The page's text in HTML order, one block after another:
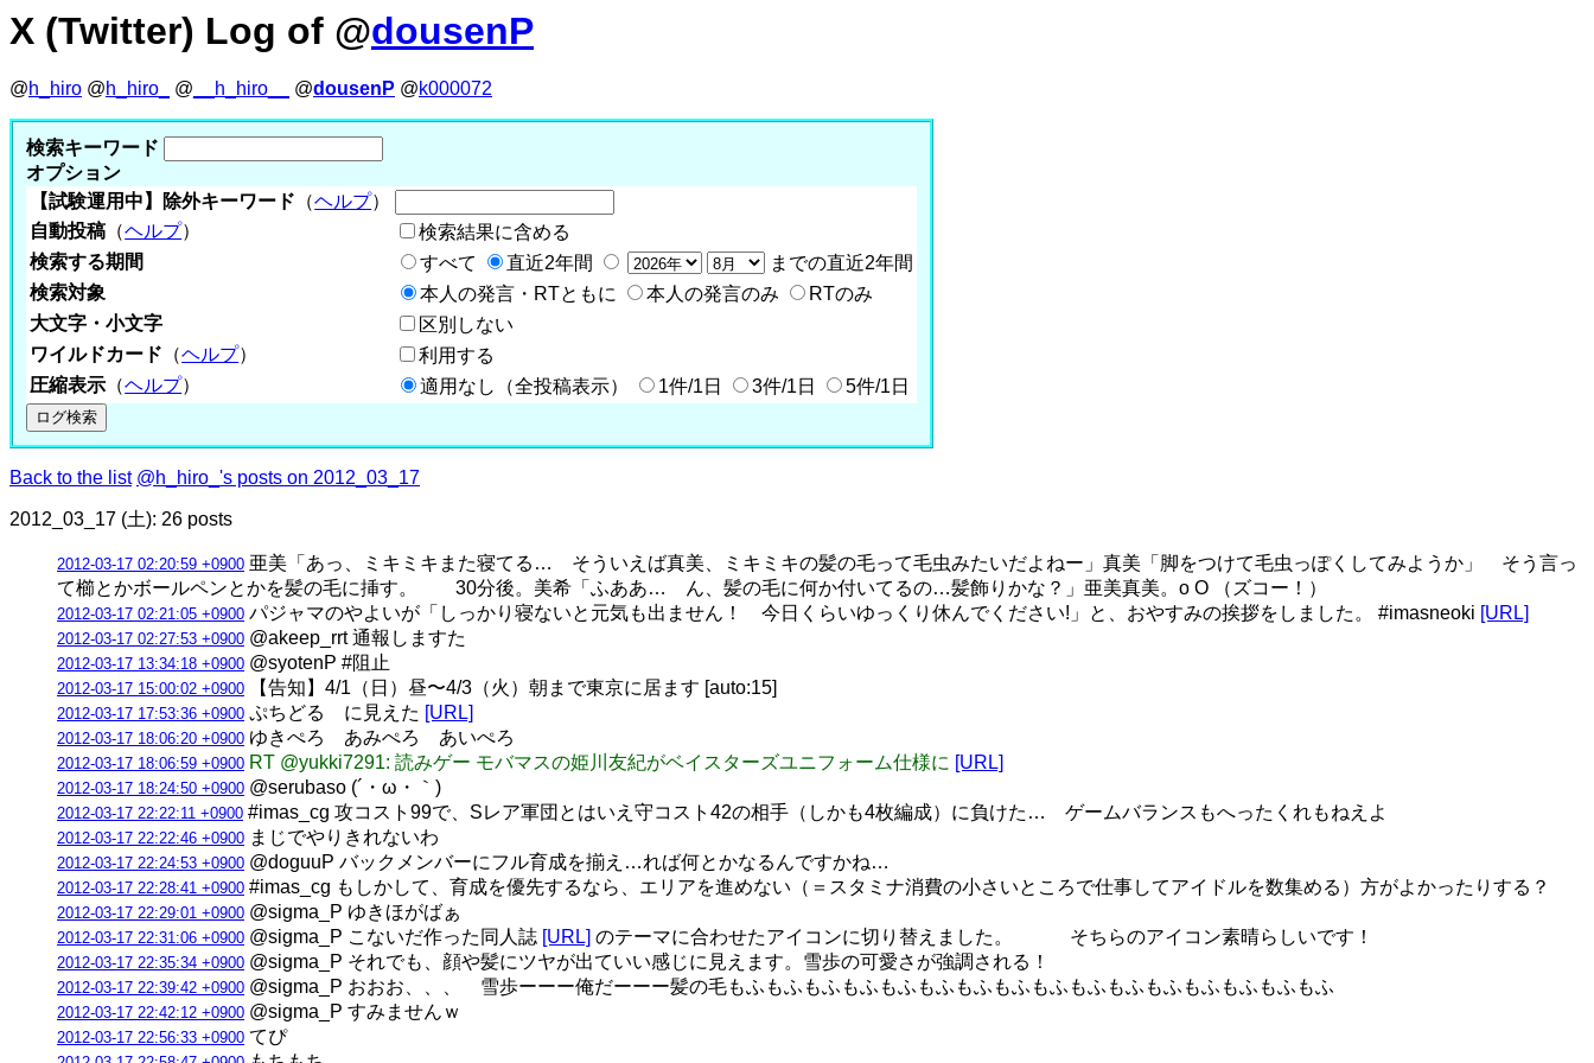
X (Twitter) Log of @dousenP
@h_hiro @h_hiro_ @ __h_hiro__ @dousenP @k000072
検索キーワード
オプション
【試験運用中】除外キーワード （ヘルプ）
自動投稿 （ヘルプ）
検索結果に含める
検索する期間
すべて 直近2年間
までの直近2年間
検索対象
本人の発言・RTともに 本人の発言のみ
RTのみ
大文字・小文字
区別しない
ワイルドカード （ヘルプ）
利用する
圧縮表示 （ヘルプ） 適用なし（全投稿表示） 1件/1日 3件/1日 5件/1日
Back to the list @h_hiro_'s posts on 2012_03_17
2012_03_17 (土): 26 posts
2012-03-17 02:20:59 +0900 亜美「あっ、ミキミキまた寝てる… そういえば真美、ミキミキの髪の毛って毛虫みたいだよねー」真美「脚をつけて毛虫っぽくしてみようか」 そう言っ
て櫛とかボールペンとかを髪の毛に挿す。 30分後。美希「ふああ… ん、髪の毛に何か付いてるの…髪飾りかな？」亜美真美。o O （ズコー！）
2012-03-17 02:21:05 +0900 パジャマのやよいが「しっかり寝ないと元気も出ません！ 今日くらいゆっくり休んでください!」と、おやすみの挨拶をしました。 #imasneoki [URL]
2012-03-17 02:27:53 +0900 @akeep_rrt 通報しますた
2012-03-17 13:34:18 +0900 @syotenP #阻止
2012-03-17 15:00:02 +0900 【告知】4/1（日）昼〜4/3（火）朝まで東京に居ます [auto:15]
2012-03-17 17:53:36 +0900 ぷちどる に見えた [URL]
2012-03-17 18:06:20 +0900 ゆきぺろ あみぺろ あいぺろ
2012-03-17 18:06:59 +0900 RT @yukki7291: 読みゲー モバマスの姫川友紀がベイスターズユニフォーム仕様に [URL]
2012-03-17 18:24:50 +0900 @serubaso (´・ω・｀)
2012-03-17 22:22:11 +0900 #imas_cg 攻コスト99で、Sレア軍団とはいえ守コスト42の相手（しかも4枚編成）に負けた… ゲームバランスもへったくれもねえよ
2012-03-17 22:22:46 +0900 まじでやりきれないわ
2012-03-17 22:24:53 +0900 @doguuP バックメンバーにフル育成を揃え…れば何とかなるんですかね…
2012-03-17 22:28:41 +0900 #imas_cg もしかして、育成を優先するなら、エリアを進めない（＝スタミナ消費の小さいところで仕事してアイドルを数集める）方がよかったりする？
2012-03-17 22:29:01 +0900 @sigma_P ゆきほがばぁ
2012-03-17 22:31:06 +0900 @sigma_P こないだ作った同人誌 [URL] のテーマに合わせたアイコンに切り替えました。 そちらのアイコン素晴らしいです！
2012-03-17 22:35:34 +0900 @sigma_P それでも、顔や髪にツヤが出ていい感じに見えます。雪歩の可愛さが強調される！
2012-03-17 22:39:42 +0900 @sigma_P おおお、、、 雪歩ーーー俺だーーー髪の毛もふもふもふもふもふもふもふもふもふもふもふもふもふもふもふもふ
2012-03-17 22:42:12 +0900 @sigma_P すみませんｗ
2012-03-17 22:56:33 +0900 てぴ